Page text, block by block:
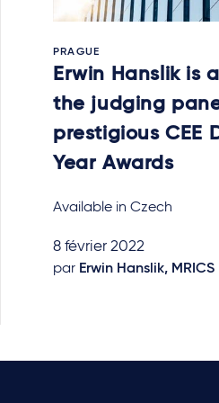
PRAGUE
Erwin Hanslik is
the judging
prestigious CEE
Year Awards
Available in Czech
8 février 2022
par Erwin Hanslik, MRICS